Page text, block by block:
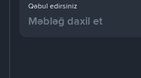
Qəbul edirsiniz